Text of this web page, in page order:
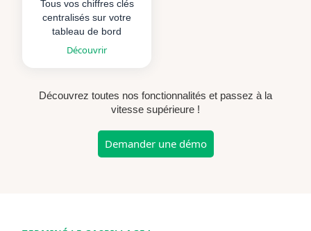
Tous vos chiffres clés
centralisés sur votre
tableau de bord
Découvrir
Découvrez toutes nos fonctionnalités et passez à la
vitesse supérieure !
Demander une démo